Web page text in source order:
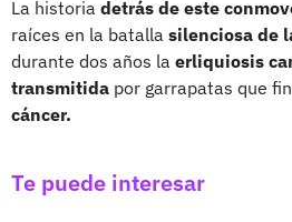
La historia detrás de este
raíces en la batalla silenciosa de
durante dos años la erliquiosis
transmitida por garrapatas que
cáncer.
Te puede interesar